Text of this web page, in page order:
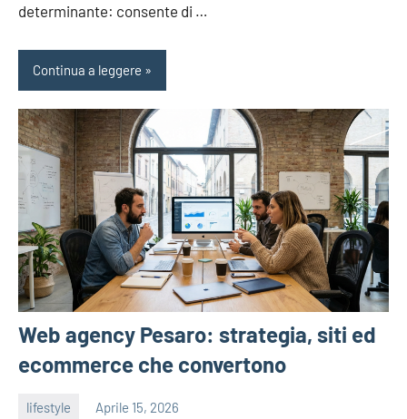
determinante: consente di …
Continua a leggere
Web agency Pesaro: strategia, siti ed
ecommerce che convertono
lifestyle Aprile 15, 2026